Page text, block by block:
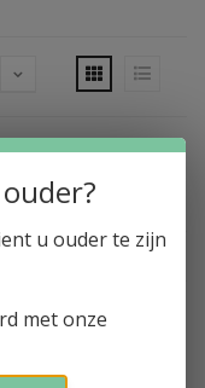
u ouder te zijn
met onze